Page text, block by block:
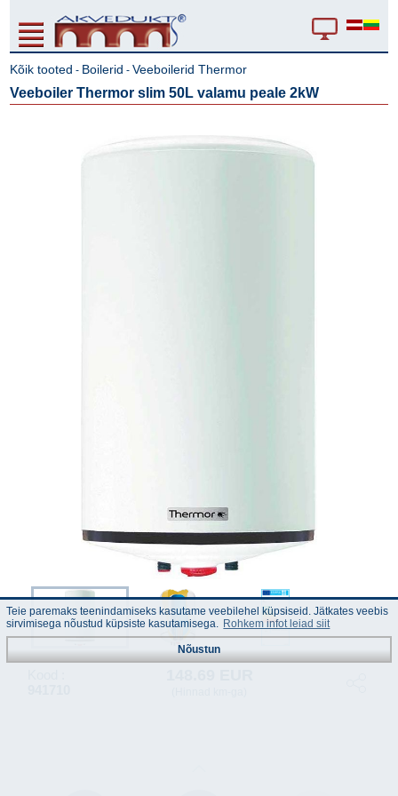
Kõik tooted - Boilerid -Veeboilerid Thermor
Veeboiler Thermor slim 50L valamu peale 2kW
Teie paremaks teenindamiseks kasutame veebilehel küpsiseid. Jätkates veebis
sirvimisega nõustud küpsiste kasutamisega. Rohkem infot leiad siit
Nõustun